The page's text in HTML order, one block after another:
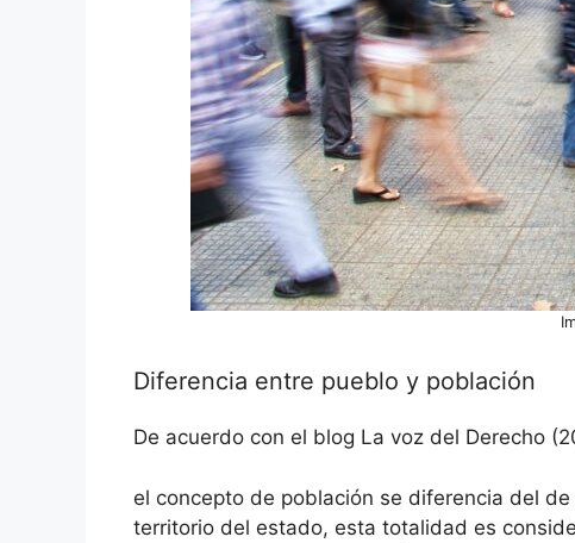
Diferencia entre pueblo y población
De acuerdo con el blog La voz del Derecho
el concepto de población se diferencia del
territorio del estado, esta totalidad es